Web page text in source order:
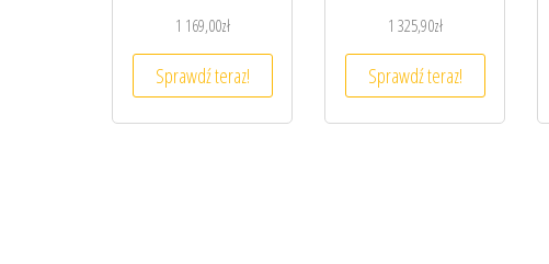
1 169,00zł
Sprawdź teraz!
1 325,90zł
Sprawdź teraz!